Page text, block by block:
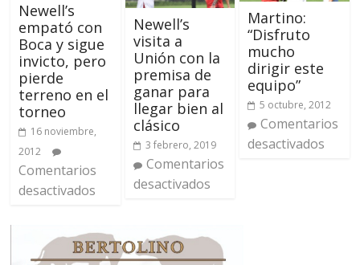
Newell’s
empató con
Boca y sigue
invicto, pero
pierde
terreno en el
torneo
16 noviembre,
2012
Comentarios
desactivados
Newell’s
visita a
Unión con la
premisa de
ganar para
llegar bien al
clásico
3 febrero, 2019
Comentarios
desactivados
Martino:
“Disfruto
mucho
dirigir este
equipo”
5 octubre, 2012
Comentarios
desactivados